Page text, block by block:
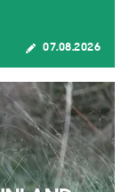
07.08.2026